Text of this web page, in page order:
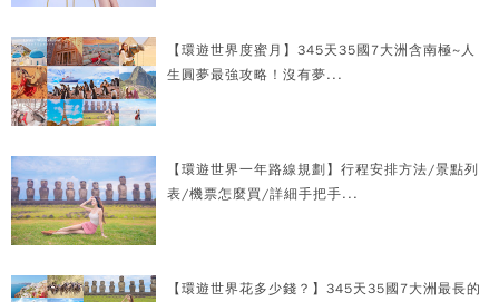
【環遊世界度蜜月】345天35國7大洲含南極~人
生圓夢最強攻略！沒有夢...
【環遊世界一年路線規劃】行程安排方法/景點列
表/機票怎麼買/詳細手把手...
【環遊世界花多少錢？】345天35國7大洲最長的